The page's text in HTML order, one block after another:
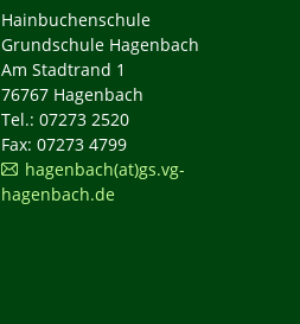
Hainbuchenschule
Grundschule Hagenbach
Am Stadtrand 1
76767 Hagenbach
Tel.: 07273 2520
Fax: 07273 4799
hagenbach(at)gs.vg-
hagenbach.de